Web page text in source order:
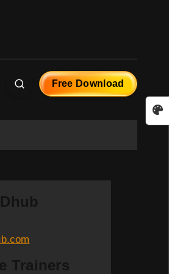
Free Download
Trainers